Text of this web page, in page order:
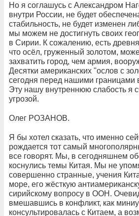
Но я соглашусь с Александром
внутри России, не будет
стабильность, не будет изменен
мы можем не достигнуть своих
в Сирии. К сожалению, есть
что осёл, груженный золотом,
захватить город, чем армия,
Десятки американских "ослов с
сегодня перед нашими границами
Эту нашу внутреннюю слабость я
угрозой.
Олег РОЗАНОВ.
Я бы хотел сказать, что именно
рождается тот самый
все говорят. Мы, в сегодняшнем
коснулись темы Китая. Мы не
совершенно странные, учения
море, его жёсткую
сирийскому вопросу в ООН.
вмешавшись в конфликт, как
консультировалась с Китаем, а